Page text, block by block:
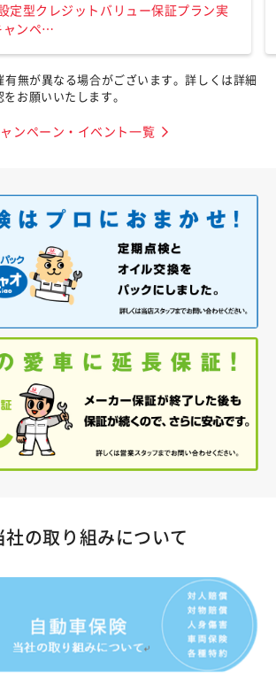
定型クレジットバリュー保証プラン実
ャンペ…
無が異なる場合がございます。詳しくは詳細
お願いいたします。
ンペーン・イベント一覧
社の取り組みについて